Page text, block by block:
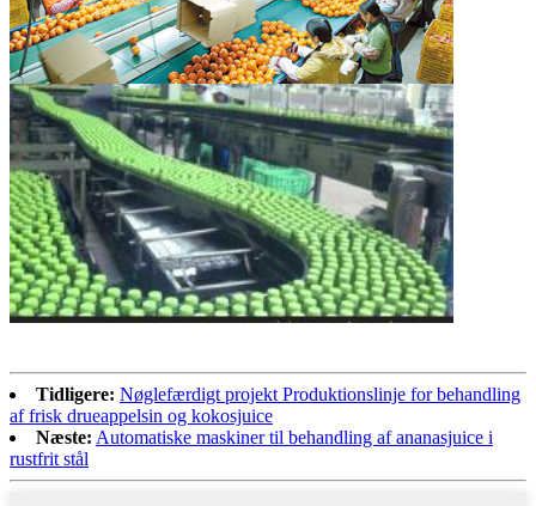
Tidligere: Nøglefærdigt projekt Produktionslinje for behandling
af frisk drueappelsin og kokosjuice
Næste: Automatiske maskiner til behandling af ananasjuice i
rustfrit stål